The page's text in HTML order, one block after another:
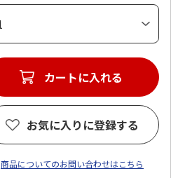
カートに入れる
お気に入りに登録する
商品についてのお問い合わせはこちら